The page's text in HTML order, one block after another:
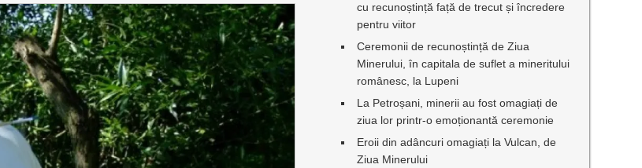
cu recunoștință față de trecut și încredere
pentru viitor
Ceremonii de recunoștință de Ziua
Minerului, în capitala de suflet a mineritului
românesc, la Lupeni
La Petroșani, minerii au fost omagiați de
ziua lor printr-o emoționantă ceremonie
Eroii din adâncuri omagiați la Vulcan, de
Ziua Minerului